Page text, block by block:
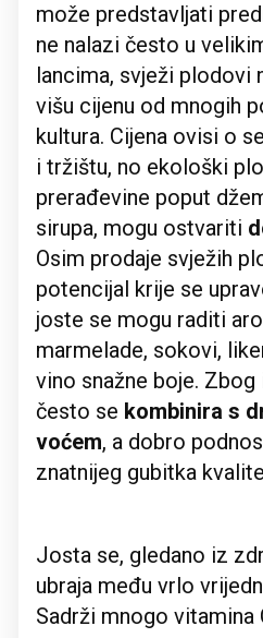
može predstavljati
ne nalazi često u
lancima, svježi plodovi
višu cijenu od mnogih
kultura. Cijena ovisi o
i tržištu, no ekološki
prerađevine poput
sirupa, mogu ostvariti
Osim prodaje svježih
potencijal krije se
joste se mogu raditi
marmelade, sokovi,
vino snažne boje.
često se kombinira s
voćem, a dobro
znatnijeg gubitka
Josta se, gledano iz
ubraja među vrlo
Sadrži mnogo vitamina